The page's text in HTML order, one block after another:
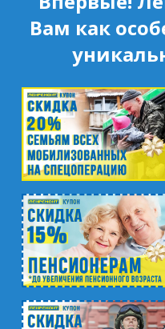
Вам как